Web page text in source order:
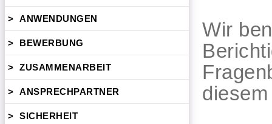
> ANWENDUNGEN
> BEWERBUNG
> ZUSAMMENARBEIT
> ANSPRECHPARTNER
> SICHERHEIT
Wir